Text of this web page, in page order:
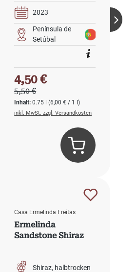
2023
Península de
Setúbal
Inhalt:0.75 l(6,00 € / 1 l)
Verkaufspreis:
4,50 €
Regulärer Preis:
5,50 €
inkl. MwSt. zzgl. Versandkosten
Casa Ermelinda Freitas
Ermelinda
Sandstone Shiraz
Shiraz halbtrocken